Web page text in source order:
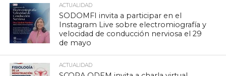
ACTUALIDAD
SODOMFI invita a participar en el
Instagram Live sobre electromiografía y
velocidad de conducción nerviosa el 29
de mayo
ACTUALIDAD